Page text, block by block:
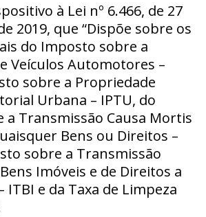
à Lei nº 6.466, de 27
2019, que “Dispõe sobre os
do Imposto sobre a
Veículos Automotores –
sobre a Propriedade
Urbana – IPTU, do
a Transmissão Causa Mortis
Bens ou Direitos –
sobre a Transmissão
Imóveis e de Direitos a
ITBI e da Taxa de Limpeza